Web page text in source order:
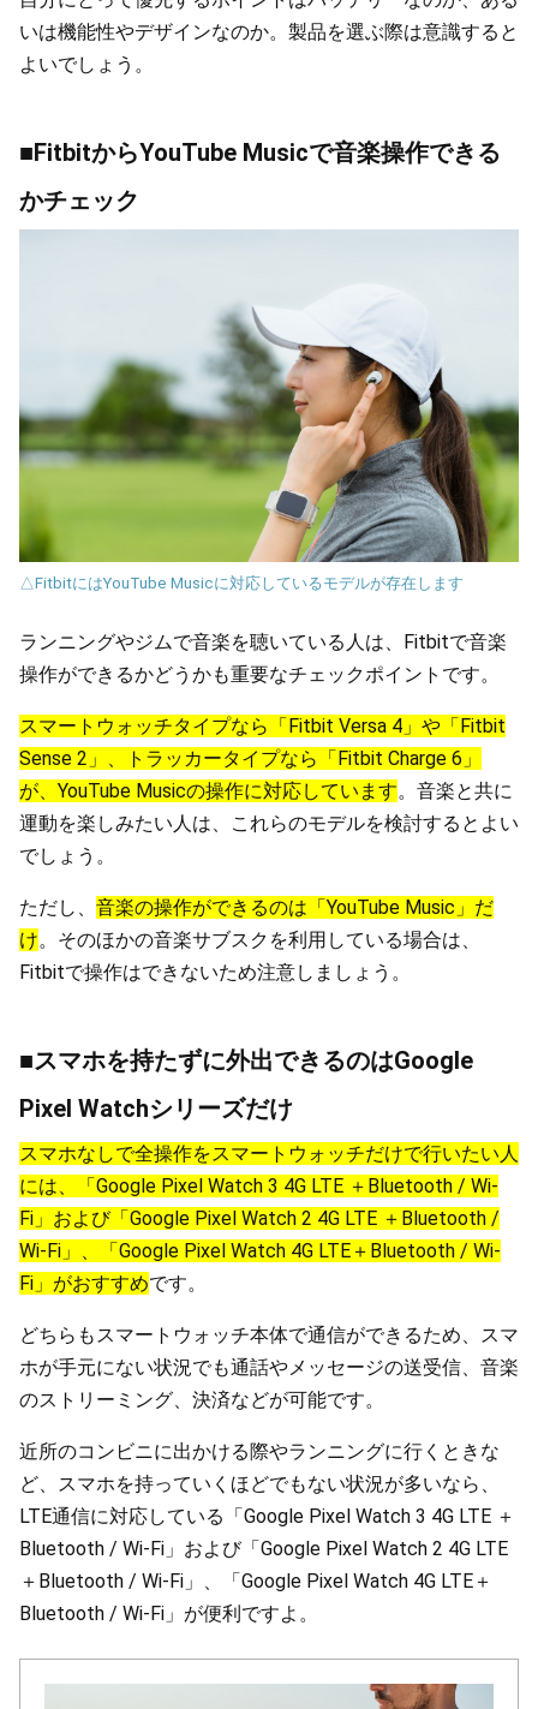
いは機能性やデザインなのか。製品を選ぶ際は意識すると
よいでしょう。
■FitbitからYouTube Musicで音楽操作できる
かチェック
△FitbitにはYouTube Musicに対応しているモデルが存在します
ランニングやジムで音楽を聴いている人は、Fitbitで音楽
操作ができるかどうかも重要なチェックポイントです。
スマートウォッチタイプなら「Fitbit Versa 4」や「Fitbit
Sense 2」、トラッカータイプなら「Fitbit Charge 6」
が、YouTube Musicの操作に対応しています。音楽と共に
運動を楽しみたい人は、これらのモデルを検討するとよい
でしょう。
ただし、 音楽の操作ができるのは「YouTube Music」だ
け。そのほかの音楽サブスクを利用している場合は、
Fitbitで操作はできないため注意しましょう。
■スマホを持たずに外出できるのはGoogle
Pixel Watchシリーズだけ
スマホなしで全操作をスマートウォッチだけで行いたい人
には、「Google Pixel Watch 3 4G LTE ＋Bluetooth / Wi-
Fi」および「Google Pixel Watch 2 4G LTE ＋Bluetooth /
Wi-Fi」、「Google Pixel Watch 4G LTE＋Bluetooth / Wi-
Fi」がおすすめです。
どちらもスマートウォッチ本体で通信ができるため、スマ
ホが手元にない状況でも通話やメッセージの送受信、音楽
のストリーミング、決済などが可能です。
近所のコンビニに出かける際やランニングに行くときな
ど、スマホを持っていくほどでもない状況が多いなら、
LTE通信に対応している「Google Pixel Watch 3 4G LTE ＋
Bluetooth / Wi-Fi」および「Google Pixel Watch 2 4G LTE
＋Bluetooth / Wi-Fi」、「Google Pixel Watch 4G LTE＋
Bluetooth / Wi-Fi」が便利ですよ。